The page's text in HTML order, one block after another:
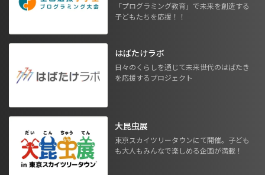
「プログラミング教育」で未来を創造する
子どもたちを応援！！
はばたけラボ
日々のくらしを通じて未来世代のはばたき
を応援するプロジェクト
大昆虫展
東京スカイツリータウンにて開催。子ども
も大人もみんなで楽しめる企画が満載！